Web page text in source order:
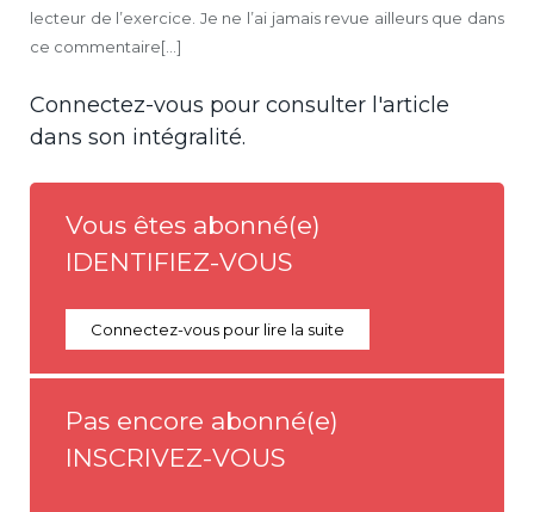
lecteur de l’exercice. Je ne l’ai jamais revue ailleurs que dans
ce commentaire[...]
Connectez-vous pour consulter l'article
dans son intégralité.
Vous êtes abonné(e)
IDENTIFIEZ-VOUS
Connectez-vous pour lire la suite
Pas encore abonné(e)
INSCRIVEZ-VOUS